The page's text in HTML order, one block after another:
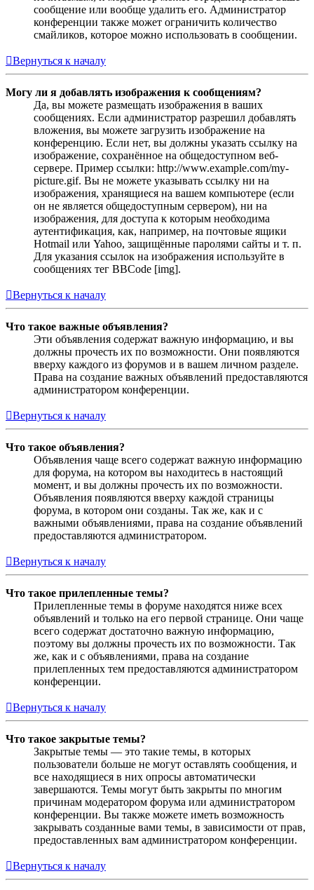
сообщение или вообще удалить его. Администратор
конференции также может ограничить количество
смайликов, которое можно использовать в сообщении.
Вернуться к началу
Могу ли я добавлять изображения к сообщениям?
Да, вы можете размещать изображения в ваших
сообщениях. Если администратор разрешил добавлять
вложения, вы можете загрузить изображение на
конференцию. Если нет, вы должны указать ссылку на
изображение, сохранённое на общедоступном веб-
сервере. Пример ссылки: http://www.example.com/my-
picture.gif. Вы не можете указывать ссылку ни на
изображения, хранящиеся на вашем компьютере (если
он не является общедоступным сервером), ни на
изображения, для доступа к которым необходима
аутентификация, как, например, на почтовые ящики
Hotmail или Yahoo, защищённые паролями сайты и т. п.
Для указания ссылок на изображения используйте в
сообщениях тег BBCode [img].
Вернуться к началу
Что такое важные объявления?
Эти объявления содержат важную информацию, и вы
должны прочесть их по возможности. Они появляются
вверху каждого из форумов и в вашем личном разделе.
Права на создание важных объявлений предоставляются
администратором конференции.
Вернуться к началу
Что такое объявления?
Объявления чаще всего содержат важную информацию
для форума, на котором вы находитесь в настоящий
момент, и вы должны прочесть их по возможности.
Объявления появляются вверху каждой страницы
форума, в котором они созданы. Так же, как и с
важными объявлениями, права на создание объявлений
предоставляются администратором.
Вернуться к началу
Что такое прилепленные темы?
Прилепленные темы в форуме находятся ниже всех
объявлений и только на его первой странице. Они чаще
всего содержат достаточно важную информацию,
поэтому вы должны прочесть их по возможности. Так
же, как и с объявлениями, права на создание
прилепленных тем предоставляются администратором
конференции.
Вернуться к началу
Что такое закрытые темы?
Закрытые темы — это такие темы, в которых
пользователи больше не могут оставлять сообщения, и
все находящиеся в них опросы автоматически
завершаются. Темы могут быть закрыты по многим
причинам модератором форума или администратором
конференции. Вы также можете иметь возможность
закрывать созданные вами темы, в зависимости от прав,
предоставленных вам администратором конференции.
Вернуться к началу